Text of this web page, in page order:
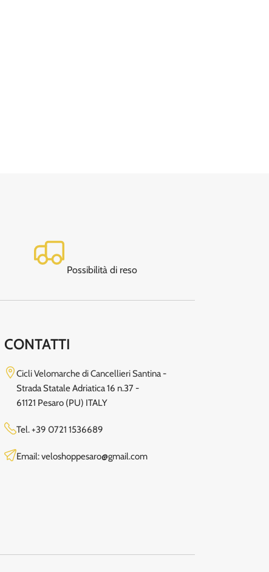
Possibilità di reso
CONTATTI
Cicli Velomarche di Cancellieri Santina -
Strada Statale Adriatica 16 n.37 -
61121 Pesaro (PU) ITALY
Tel.+39 0721 1536689
Email: veloshoppesaro@gmail.com